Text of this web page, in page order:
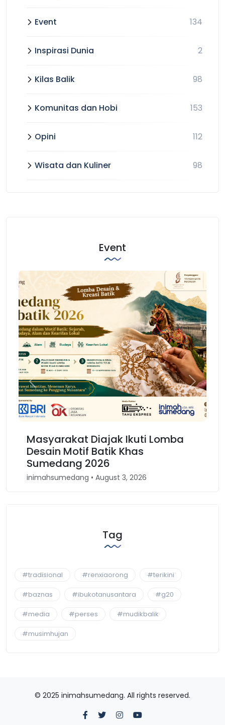
Event 134
Inspirasi Dunia 2
Kilas Balik 98
Komunitas dan Hobi 153
Opini 112
Wisata dan Kuliner 98
Event
Diajak Ikuti Lomba
Motif Batik Khas
2026
• August 3, 2026
Karnaval
Previous Next
Tag
#tradisional #renxiaorong #terikini
#baznas #ibukotanusantara #g20
#media #perses #mudikbalik
#musimhujan
© 2025 inimahsumedang. All rights reserved.